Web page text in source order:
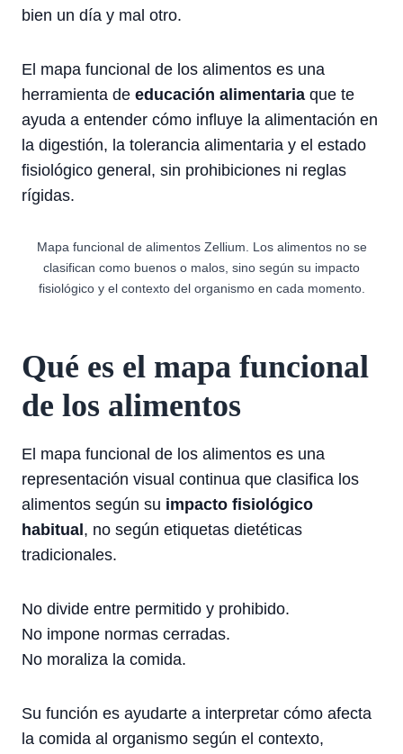
bien un día y mal otro.
El mapa funcional de los alimentos es una
herramienta de educación alimentaria que te
ayuda a entender cómo influye la alimentación en
la digestión, la tolerancia alimentaria y el estado
fisiológico general, sin prohibiciones ni reglas
rígidas.
Mapa funcional de alimentos Zellium. Los alimentos no se
clasifican como buenos o malos, sino según su impacto
fisiológico y el contexto del organismo en cada momento.
Qué es el mapa funcional
de los alimentos
El mapa funcional de los alimentos es una
representación visual continua que clasifica los
alimentos según su impacto fisiológico
habitual , no según etiquetas dietéticas
tradicionales.
No divide entre permitido y prohibido.
No impone normas cerradas.
No moraliza la comida.
Su función es ayudarte a interpretar cómo afecta
la comida al organismo según el contexto,